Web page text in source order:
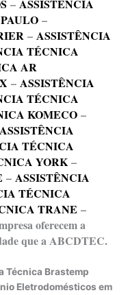
–ASSISTÊNCIA
–
–ASSISTÊNCIA
TÉCNICA
AR
–ASSISTÊNCIA
TÉCNICA
KOMECO –
ASSISTÊNCIA
TÉCNICA
YORK–
–ASSISTÊNCIA
TÉCNICA
TRANE –
oferecem a
que a ABCDTEC.
Técnica Brastemp
Eletrodomésticos em